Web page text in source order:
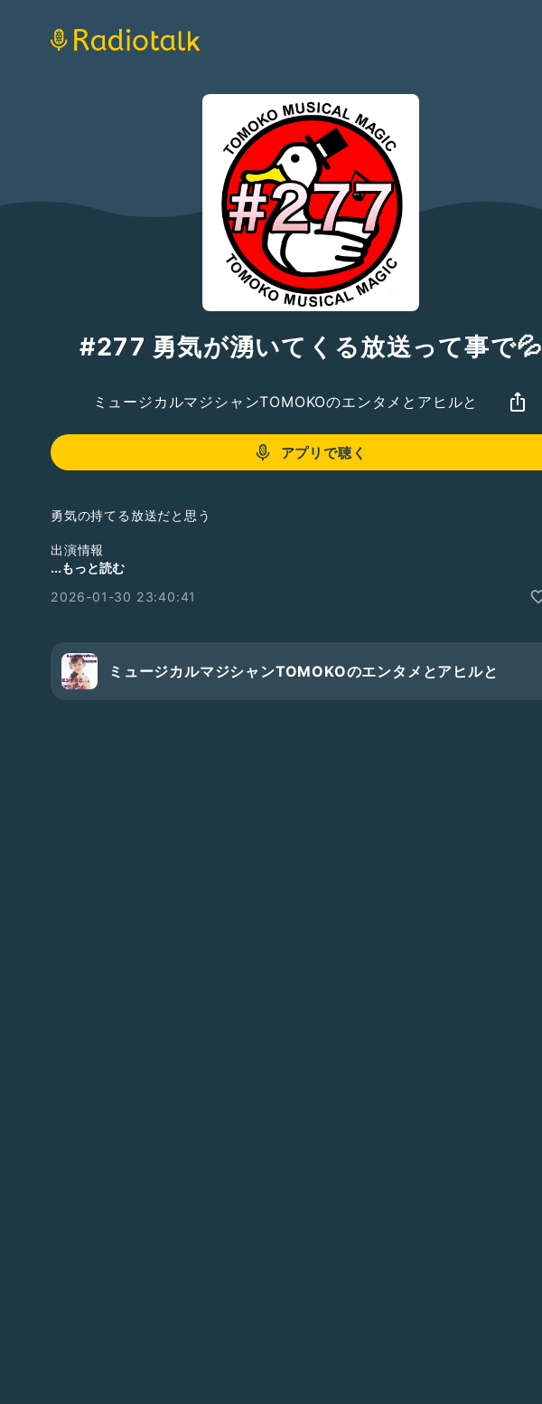
#277 勇気が湧いてくる放送って事で💦
ミュージカルマジシャンTOMOKOのエンタメとアヒルと
アプリで聴く
勇気の持てる放送だと思う
出演情報
【https://mosh.jp/services/179499?openExternalBrowser=1
【https://mosh.jp/services/159749?openExternalBrowser=1
...もっと読む
2026-01-30 23:40:41
ミュージカルマジシャンTOMOKOのエンタメとアヒルと